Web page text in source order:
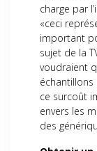
charge par
«ceci
important
sujet de la
voudraient
échantillons
ce surcoût
envers les
des